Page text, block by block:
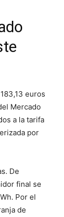
euros
Mercado
a la tarifa
por
De
final se
Por el
de